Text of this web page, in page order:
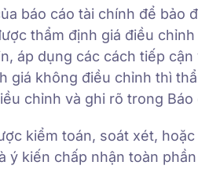
báo cáo tài chính để bảo
thẩm định giá điều
áp dụng các cách tiếp
giá không điều chỉnh thì
chỉnh và ghi rõ trong
kiểm toán, soát xét,
kiến chấp nhận toàn